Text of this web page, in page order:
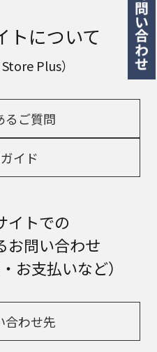
トについて
Plus）
るご質問
イド
イトでの
お問い合わせ
お支払いなど）
合わせ先